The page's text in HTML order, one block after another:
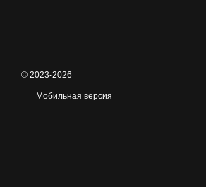
© 2023-2026
Мобильная версия